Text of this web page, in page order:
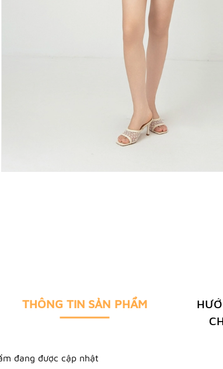
THÔNG TIN SẢN PHẨM
đang được cập nhật